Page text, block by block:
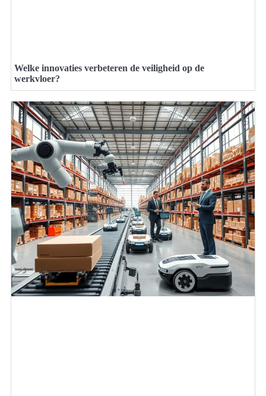
Welke innovaties verbeteren de veiligheid op de
werkvloer?